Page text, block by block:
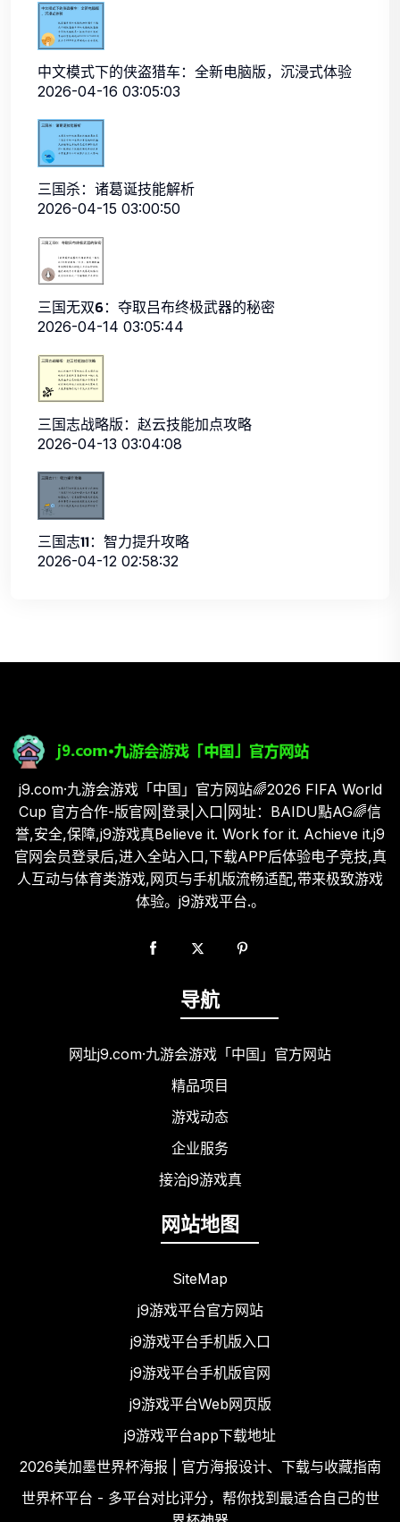
中文模式下的侠盗猎车：全新电脑版，沉浸式体验
2026-04-16 03:05:03
三国杀：诸葛诞技能解析
2026-04-15 03:00:50
三国无双6：夺取吕布终极武器的秘密
2026-04-14 03:05:44
三国志战略版：赵云技能加点攻略
2026-04-13 03:04:08
三国志11：智力提升攻略
2026-04-12 02:58:32
j9.com·九游会游戏「中国」官方网站🌈2026 FIFA World
Cup 官方合作-版官网|登录|入口|网址：BAIDU點AG🌈信
誉,安全,保障,j9游戏真Believe it. Work for it. Achieve it.j9
官网会员登录后,进入全站入口,下载APP后体验电子竞技,真
人互动与体育类游戏,网页与手机版流畅适配,带来极致游戏
体验。j9游戏平台.。
导航
网址j9.com·九游会游戏「中国」官方网站
精品项目
游戏动态
企业服务
接洽j9游戏真
网站地图
SiteMap
j9游戏平台官方网站
j9游戏平台手机版入口
j9游戏平台手机版官网
j9游戏平台Web网页版
j9游戏平台app下载地址
2026美加墨世界杯海报 | 官方海报设计、下载与收藏指南
世界杯平台 - 多平台对比评分，帮你找到最适合自己的世